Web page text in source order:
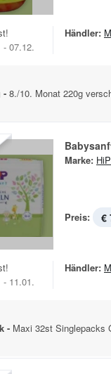
- 07.12.
Händler:
- 8./10. Monat 220g
Marke:
Preis: €
- 11.01.
Händler:
- Maxi 32st Singlepacks